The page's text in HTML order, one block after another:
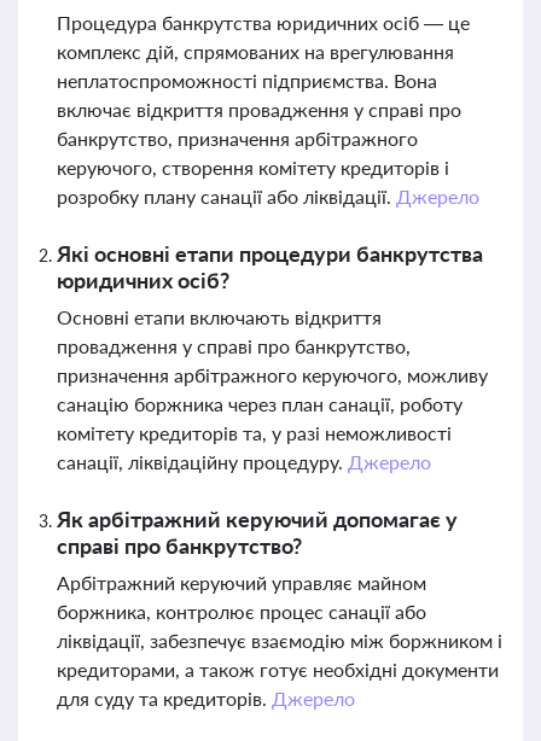
Процедура банкрутства юридичних осіб — це
комплекс дій, спрямованих на врегулювання
неплатоспроможності підприємства. Вона
включає відкриття провадження у справі про
банкрутство, призначення арбітражного
керуючого, створення комітету кредиторів і
розробку плану санації або ліквідації. Джерело
Які основні етапи процедури банкрутства
юридичних осіб?
Основні етапи включають відкриття
провадження у справі про банкрутство,
призначення арбітражного керуючого, можливу
санацію боржника через план санації, роботу
комітету кредиторів та, у разі неможливості
санації, ліквідаційну процедуру. Джерело
Як арбітражний керуючий допомагає у
справі про банкрутство?
Арбітражний керуючий управляє майном
боржника, контролює процес санації або
ліквідації, забезпечує взаємодію між боржником і
кредиторами, а також готує необхідні документи
для суду та кредиторів. Джерело